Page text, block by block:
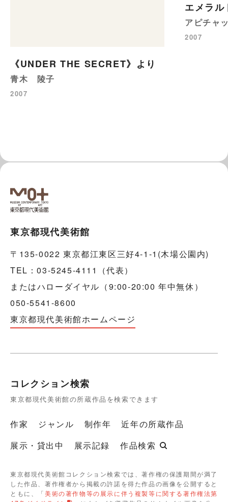
《UNDER THE SECRET》より
青木 陵子
2007
エメラ
アピチャ
2007
東京都現代美術館
〒135-0022 東京都江東区三好4-1-1(木場公園内)
TEL：03-5245-4111（代表）
またはハローダイヤル（9:00-20:00 年中無休）
050-5541-8600
東京都現代美術館ホームページ
コレクション検索
東京都現代美術館の所蔵作品を検索できます
作家 ジャンル 制作年
近年の所蔵作品
展示・貸出中
展示記録 作品検索
東京都現代美術館コレクション検索では、著作権の保護期間が満了
した作品、著作権者から掲載の許諾を得た作品の画像を公開すると
ともに、「美術の著作物等の展示に伴う複製等に関する著作権法第